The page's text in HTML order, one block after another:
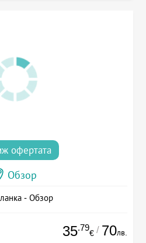
офертата
Обзор
- Обзор
35.79
€ / 70лв.